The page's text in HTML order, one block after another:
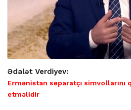
Ədalət Verdiyev:
Ermənistan separatçı simvollarını
etməlidir